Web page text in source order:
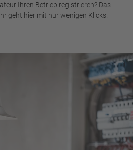
Ihren Betrieb registrieren? Das
geht hier mit nur wenigen Klicks.